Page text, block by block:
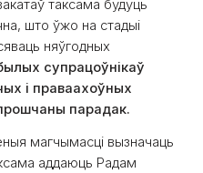
таксама будуць
што ўжо на стадыі
няўгодных
супрацоўнікаў
і праваахоўных
парадак.
магчымасці вызначаць
аддаюць Радам